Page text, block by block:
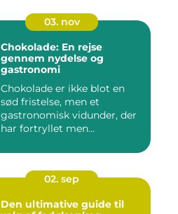
03. nov
Chokolade: En rejse
gennem nydelse og
gastronomi
Chokolade er ikke blot en
sød fristelse, men et
gastronomisk vidunder, der
har fortryllet men...
02. sep
Den ultimative guide til